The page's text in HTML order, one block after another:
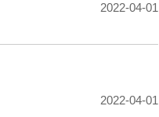
2022-04-01
2022-04-01